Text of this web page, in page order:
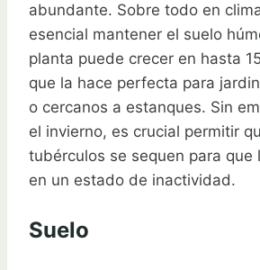
abundante. Sobre todo en
esencial mantener el suelo
planta puede crecer en hasta
que la hace perfecta para
o cercanos a estanques. Sin
el invierno, es crucial permitir
tubérculos se sequen para que
en un estado de inactividad.
Suelo